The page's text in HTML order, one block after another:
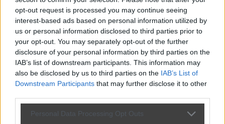
opt-out request is processed you may continue seeing
interest-based ads based on personal information utilized by
us or personal information disclosed to third parties prior to
your opt-out. You may separately opt-out of the further
disclosure of your personal information by third parties on the
IAB’s list of downstream participants. This information may
also be disclosed by us to third parties on the IAB’s List of
Downstream Participants that may further disclose it to other
Personal Data Processing Opt Outs